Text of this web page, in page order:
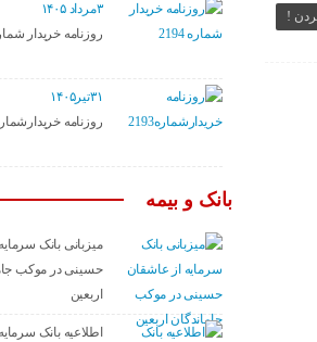
!
۳مرداد ۱۴۰۵
روزنامه خریدار شماره
۳۱تیر۱۴۰۵
روزنامه
بانک و بیمه
میزبانی بانک
حسینی در موکب
اربعین
اطلاعیه بانک